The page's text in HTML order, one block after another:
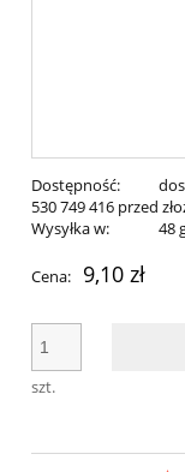
Dostępność:
530 749 416 przed
Wysyłka w:
48
Cena: 9,10 zł
szt.